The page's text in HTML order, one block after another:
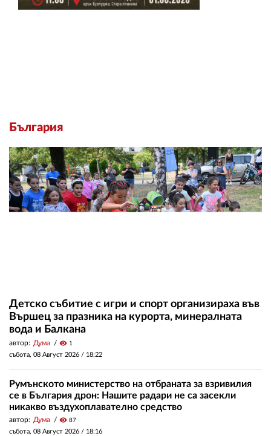
България
Детско събитие с игри и спорт организираха във
Вършец за празника на курорта, минералната
вода и Балкана
автор: Дума visibility 1
събота, 08 Август 2026 / 18:22
Румънското министерство на отбраната за взривилия
се в България дрон: Нашите радари не са засекли
никакво въздухоплавателно средство
автор: Дума visibility 87
събота, 08 Август 2026 / 18:16